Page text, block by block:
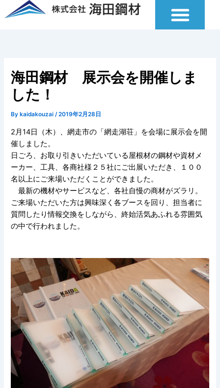
容
海田鋼材 展示会を開催しま
した！
By kaidakouzai/2019年2月28日
2月14日（木）、網走市の「網走湖荘」を会場に展示会を開
催しました。
日ごろ、お取り引きいただいている屋根材の鋼材や資材メ
ーカー、工具、各商社様２５社にご出展いただき、１００
名以上にご来場いただくことができました。
最新の機材やサービスなど、各社自慢の商材がズラリ。
ご来場いただいた方は興味深く各ブースを回り、担当者に
質問したり情報交換をしながら、終始活気あふれる雰囲気
の中で行われました。